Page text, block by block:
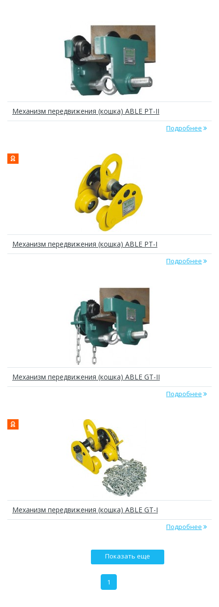
Механизм передвижения (кошка) ABLE РТ-II
Подробнее
Механизм передвижения (кошка) ABLE РТ-I
Подробнее
Механизм передвижения (кошка) ABLE GT-II
Подробнее
Механизм передвижения (кошка) ABLE GT-I
Подробнее
Показать еще
1